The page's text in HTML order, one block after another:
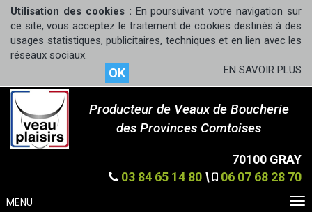
Utilisation des cookies : En poursuivant votre navigation sur
ce site, vous acceptez le traitement de cookies destinés à des
usages statistiques, publicitaires, techniques et en lien avec les
réseaux sociaux.
OK EN SAVOIR PLUS
Producteur de Veaux de Boucherie
des Provinces Comtoises
70100 GRAY
03 84 65 14 80 \ 06 07 68 28 70
MENU